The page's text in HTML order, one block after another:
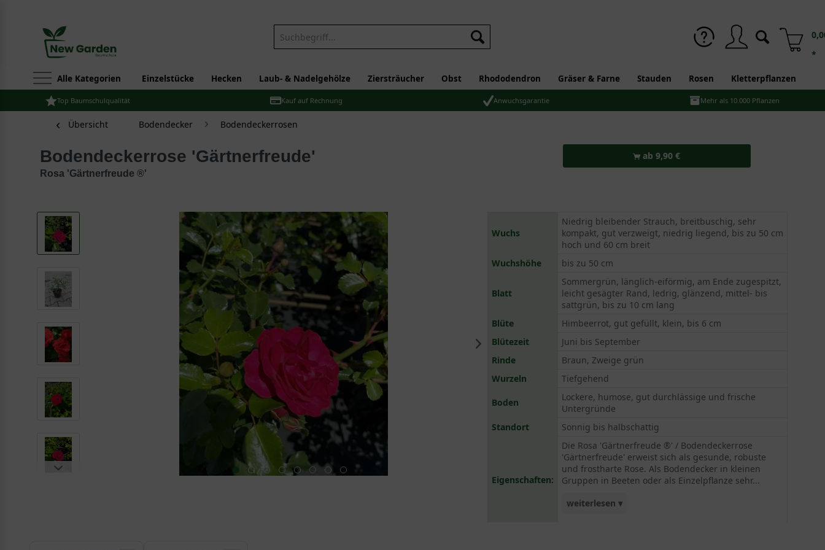
*
Alle Kategorien Einzelstücke Hecken Laub- & Nadelgehölze Ziersträucher Obst Rhododendron Gräser & Farne Stauden Rosen Kletterpflanzen
Top Baumschulqualität Kauf auf Rechnung Anwuchsgarantie Mehr als 10.000 Pflanzen
Übersicht Bodendecker Bodendeckerrosen
Bodendeckerrose 'Gärtnerfreude'
Rosa 'Gärtnerfreude ®'
ab 9,90 €
Wuchs
Niedrig bleibender Strauch, breitbuschig, sehr
kompakt, gut verzweigt, niedrig liegend, bis zu 50 cm
hoch und 60 cm breit
Wuchshöhe
bis zu 50 cm
Blatt
Sommergrün, länglich-eiförmig, am Ende zugespitzt,
leicht gesägter Rand, ledrig, glänzend, mittel- bis
sattgrün, bis zu 10 cm lang
Blüte
Himbeerrot, gut gefüllt, klein, bis 6 cm
Blütezeit
Juni bis September
Rinde
Braun, Zweige grün
Wurzeln
Tiefgehend
Boden
Lockere, humose, gut durchlässige und frische
Untergründe
Standort
Sonnig bis halbschattig
Eigenschaften:
Die Rosa 'Gärtnerfreude ®' / Bodendeckerrose
'Gärtnerfreude' erweist sich als gesunde, robuste
und frostharte Rose. Als Bodendecker in kleinen
Gruppen in Beeten oder als Einzelpflanze sehr...
weiterlesen ▾